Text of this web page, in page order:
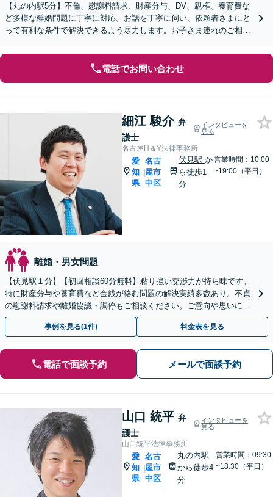
【丸の内駅5分】不倫、慰謝料請求、財産分与、DV、親権、養育費な
ど多様な離婚問題に丁寧に対応。お話を丁寧に伺い、依頼者さまにと
って有利な条件で解決できるよう尽力します。お子さま連れのご相談
電話でお問い合わせ
細江 駿介 弁
護士
インタビューを
見る
名古屋H＆Y法律事務所
愛
知
県
|
名古
屋市
中区
伏見駅 か
ら徒歩1
分
営業時間：10:00
~19:00（平日）
離婚・男女問題
【伏見駅１分】【初回相談60分無料】粘り強い交渉力が持ち味です。
特に財産分与や養育費など金銭が絡む問題の解決実績多数あり。不貞
の慰謝料請求や離婚協議・調停もご相談ください。ご意向や思いに寄
り添いながら、最善の解決を目指します【土日祝相談可】
事例を見る(1件) 料金表を見る
電話で面談予約 メールで面談予約
山口 統平 弁
護士
インタビューを
見る
山口統平法律事務所
愛
知
県
|
名古
屋市
中区
丸の内駅
から徒歩4
分
営業時間：09:30
~18:30（平日）